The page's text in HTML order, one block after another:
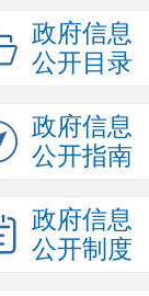
政府信息
公开目录
政府信息
公开指南
政府信息
公开制度